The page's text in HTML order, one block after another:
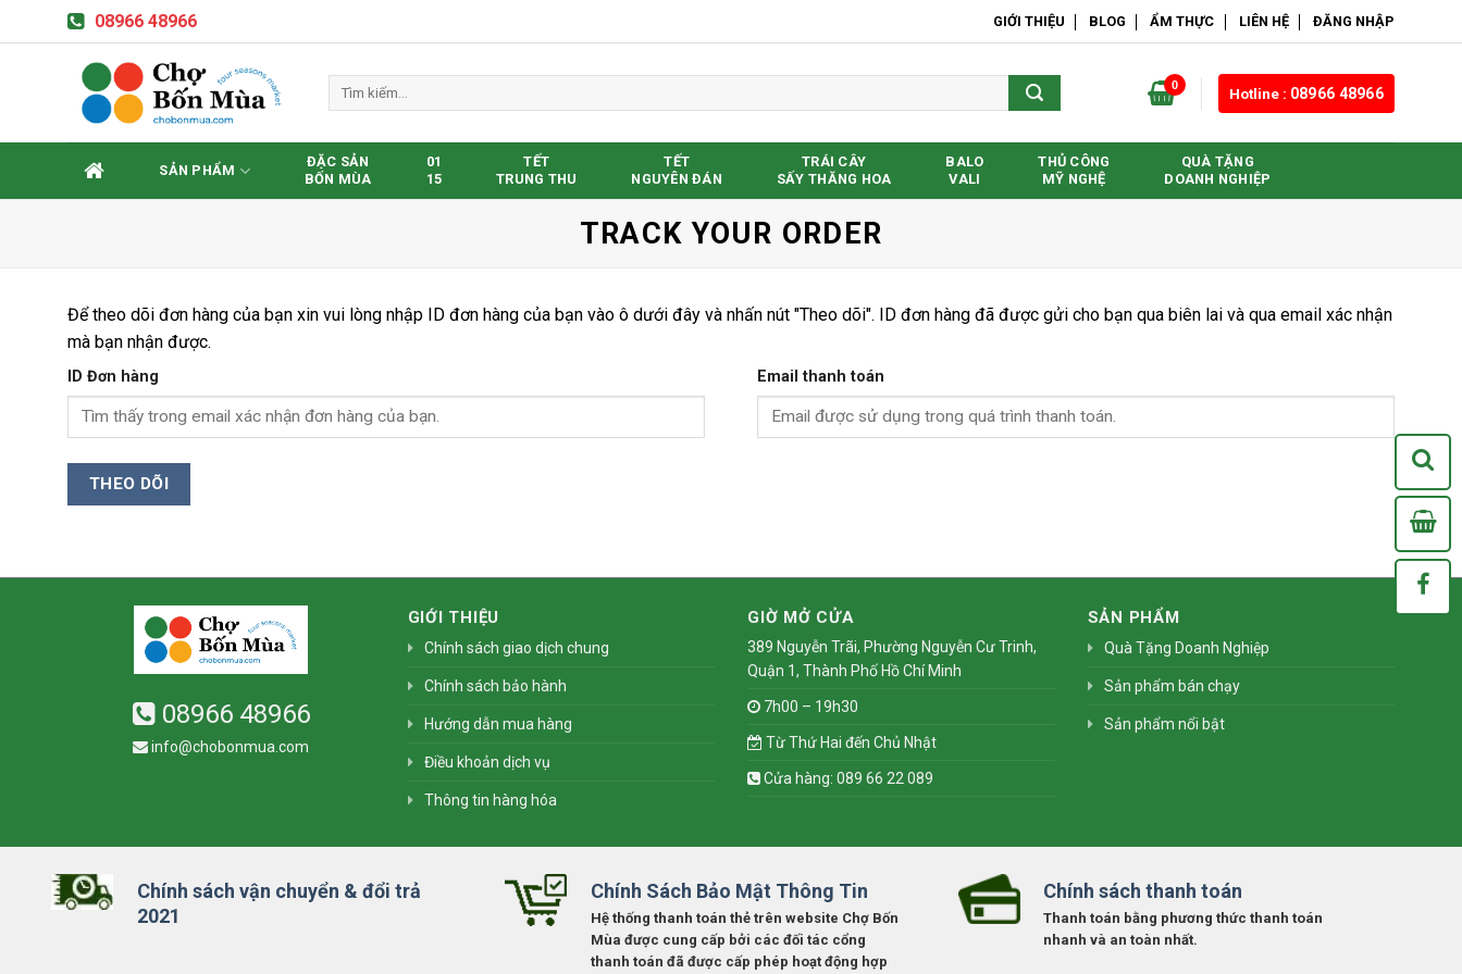
to
08966 48966 GIỚI THIỆU BLOG ẨM THỰC LIÊN HỆ ĐĂNG NHẬP
Tìm
0 Hotline : 08966 48966
SẢN PHẨM
ĐẶC SẢN
BỐN MÙA
01
15
TẾT
TRUNG THU
TẾT
NGUYÊN ĐÁN
TRÁI CÂY
SẤY THĂNG HOA
BALO
VALI
THỦ CÔNG
MỸ NGHỆ
QUÀ TẶNG
DOANH NGHIỆP
TRACK YOUR ORDER
Để theo dõi đơn hàng của bạn xin vui lòng nhập ID đơn hàng của bạn vào ô dưới đây và nhấn nút "Theo dõi". ID đơn hàng đã được gửi cho bạn qua biên lai và qua email xác nhận
mà bạn nhận được.
ID Đơn hàng Email thanh toán
THEO DÕI
08966 48966
info@chobonmua.com
GIỚI THIỆU
Chính sách giao dịch chung
Chính sách bảo hành
Hướng dẫn mua hàng
Điều khoản dịch vụ
Thông tin hàng hóa
GIỜ MỞ CỬA
389 Nguyễn Trãi, Phường Nguyễn Cư Trinh,
Quận 1, Thành Phố Hồ Chí Minh
7h00 – 19h30
Từ Thứ Hai đến Chủ Nhật
Cửa hàng: 089 66 22 089
SẢN PHẨM
Quà Tặng Doanh Nghiệp
Sản phẩm bán chạy
Sản phẩm nổi bật
Chính sách vận chuyển & đổi trả
2021
Chính Sách Bảo Mật Thông Tin
Hệ thống thanh toán thẻ trên website Chợ Bốn
Mùa được cung cấp bởi các đối tác cổng
thanh toán đã được cấp phép hoạt động hợp
Chính sách thanh toán
Thanh toán bằng phương thức thanh toán
nhanh và an toàn nhất.